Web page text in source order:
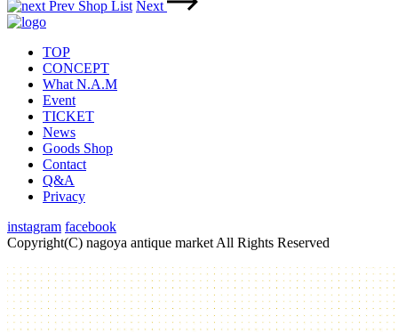
Prev Shop List Next
TOP
CONCEPT
What N.A.M
Event
TICKET
News
Goods Shop
Contact
Q&A
Privacy
instagram facebook
Copyright(C) nagoya antique market All Rights Reserved